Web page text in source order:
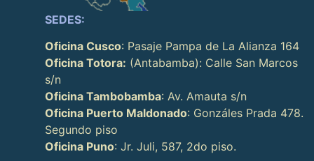
SEDES:
Oficina Cusco: Pasaje Pampa de La Alianza 164
Oficina Totora: (Antabamba): Calle San Marcos
s/n
Oficina Tambobamba: Av. Amauta s/n
Oficina Puerto Maldonado: Gonzáles Prada 478.
Segundo piso
Oficina Puno: Jr. Juli, 587, 2do piso.